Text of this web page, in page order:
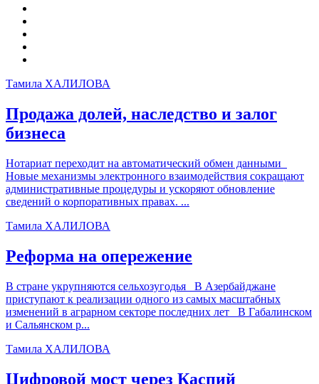
Тамила ХАЛИЛОВА
Продажа долей, наследство и залог
бизнеса
Нотариат переходит на автоматический обмен данными
Новые механизмы электронного взаимодействия сокращают
административные процедуры и ускоряют обновление
сведений о корпоративных правах. ...
Тамила ХАЛИЛОВА
Реформа на опережение
В стране укрупняются сельхозугодья В Азербайджане
приступают к реализации одного из самых масштабных
изменений в аграрном секторе последних лет В Габалинском
и Сальянском р...
Тамила ХАЛИЛОВА
Цифровой мост через Каспий